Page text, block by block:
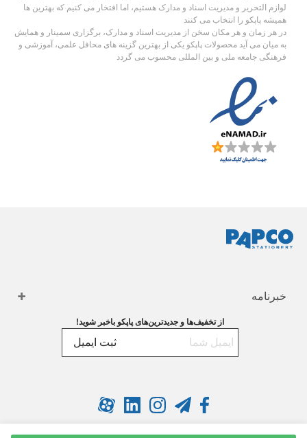
لوازم التحریر و مدیریت اسناد و مدارک هستیم، اما افتخار می کنیم که بهترین ها
همیشه پاپکو را انتخاب می کنند
در هر زمان و هر مکان سخن از مدیریت اسناد و مدارک، برگزاری سمینار و همایش
به میان می آید محصولات پاپکو یکی از بهترین گزینه های محافل علمی، آموزشی و
فرهنگی جامعه ملی و بین المللی محسوب می گردد
خبرنامه
از تخفیف‌ها و جدیدترین‌های پاپکو باخبر شوید!
ثبت ایمیل